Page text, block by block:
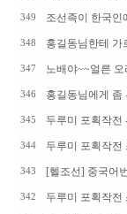
349 조선족이 한국인
348 홍길동님한테 가
347 노배야~~얼른 오
346 홍길동님에게 좀
345 두루미 포획작전
344 두루미 포획작전
343 [헬조선] 중국어
342 두루미 포획작전